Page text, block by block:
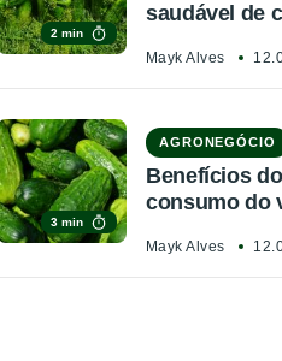
2 min
saudável de
Mayk Alves
3 min
AGRONEGÓCIO
Benefícios
consumo do
Mayk Alves